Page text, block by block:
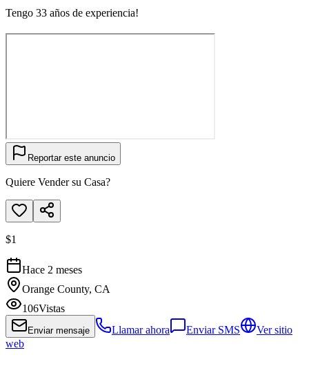
Tengo 33 años de experiencia!
Reportar este anuncio
Quiere Vender su Casa?
$1
Hace 2 meses
Orange County, CA
106Vistas
Enviar mensaje Llamar ahora Enviar SMS
Ver sitio
web